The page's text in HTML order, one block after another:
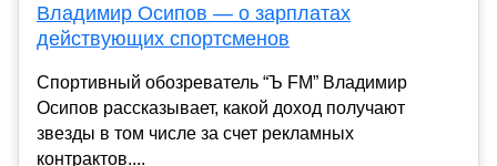
Владимир Осипов — о зарплатах
действующих спортсменов
Спортивный обозреватель “Ъ FM” Владимир
Осипов рассказывает, какой доход получают
звезды в том числе за счет рекламных
контрактов....